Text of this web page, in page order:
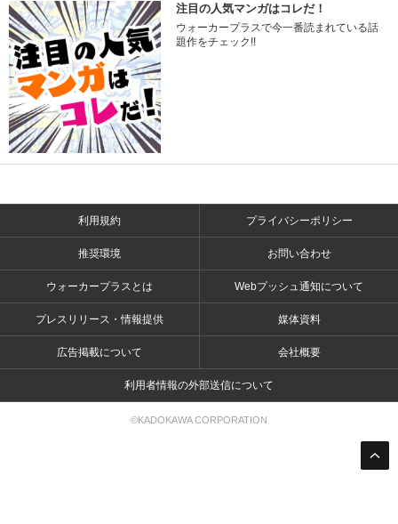
注目の人気マンガはコレだ！
ウォーカープラスで今一番読まれている話
題作をチェック!!
利用規約 プライバシーポリシー
推奨環境 お問い合わせ
ウォーカープラスとは Webプッシュ通知について
プレスリリース・情報提供 媒体資料
広告掲載について 会社概要
利用者情報の外部送信について
©KADOKAWA CORPORATION